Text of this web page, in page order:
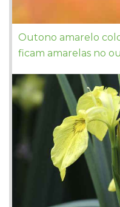
Outono amarelo
ficam amarelas no